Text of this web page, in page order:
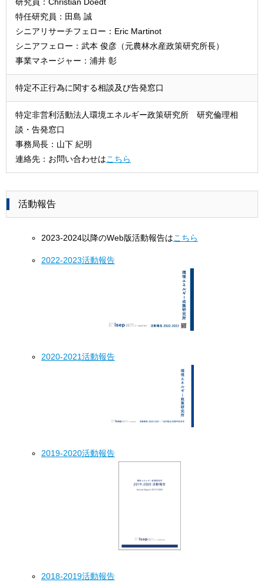
特任研究員：田島 誠
シニアリサーチフェロー：Eric Martinot
シニアフェロー：武本 俊彦（元農林水産政策研究所長）
事業マネージャー：浦井 彰
特定不正行為に関する相談及び告発窓口
特定非営利活動法人環境エネルギー政策研究所 研究倫理相
談・告発窓口
事務局長：山下 紀明
連絡先：お問い合わせはこちら
活動報告
2023-2024以降のWeb版活動報告はこちら
2022-2023活動報告
2020-2021活動報告
2019-2020活動報告
2018-2019活動報告